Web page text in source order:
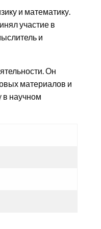
и математику.
участие в
и
Он
материалов и
в научном